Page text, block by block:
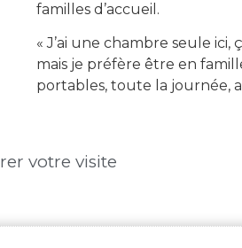
familles d’accueil.
« J’ai une chambre seule ici,
mais je préfère être en
portables, toute la journée,
votre visite